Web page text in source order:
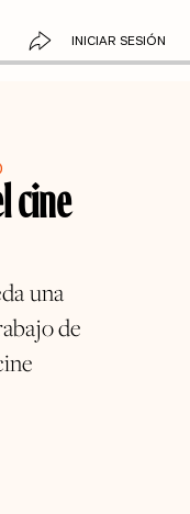
INICIAR SESIÓN
cine
una
de